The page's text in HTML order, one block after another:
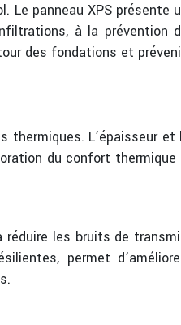
panneau XPS présente
à la prévention
des fondations et
thermiques. L’épaisseur
du confort
réduire les bruits de
permet